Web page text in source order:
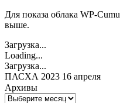
Для показа облака WP-
выше.
Загрузка...
Loading...
Загрузка...
ПАСХА 2023 16 апреля
Архивы
Архивы